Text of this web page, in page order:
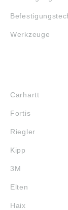
Werkzeuge
Carhartt
Fortis
Riegler
Kipp
3M
Elten
Haix